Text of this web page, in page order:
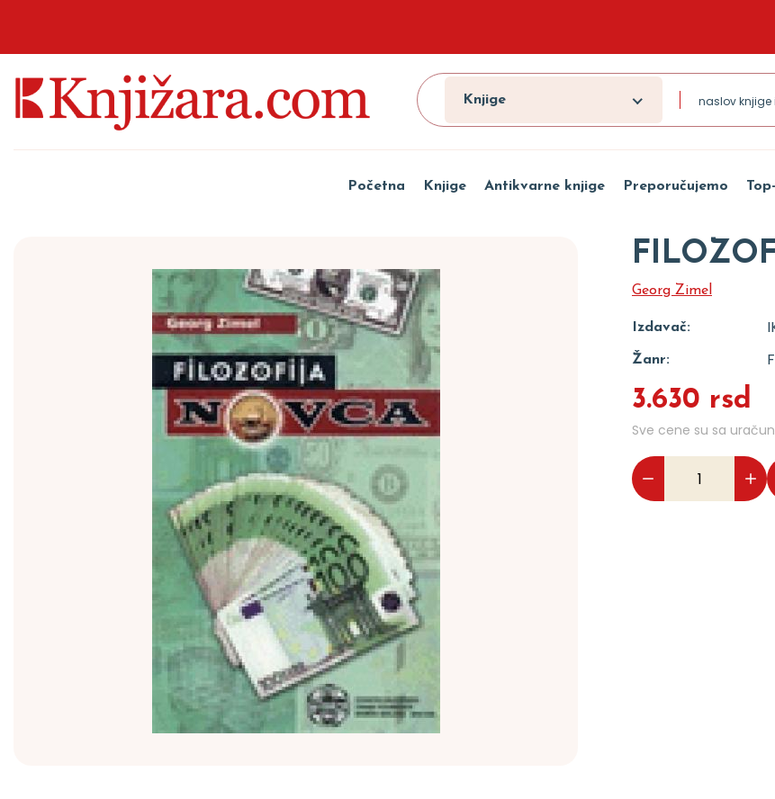
Knjige
Početna Knjige Antikvarne knjige Preporučujemo
Georg Zimel
Izdavač:
Žanr:
3.630 rsd
Sve cene su sa